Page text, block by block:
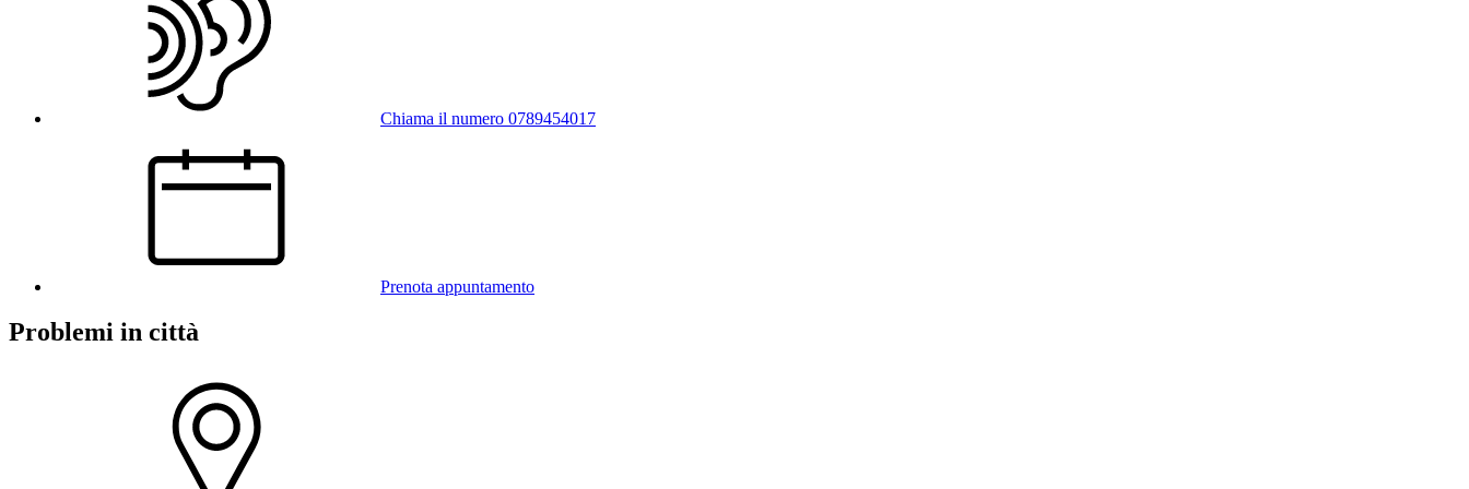
Chiama il numero 0789454017
Prenota appuntamento
Problemi in città